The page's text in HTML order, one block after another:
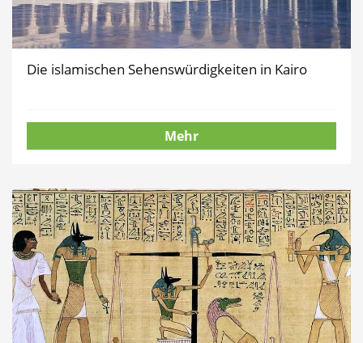
Die islamischen Sehenswürdigkeiten in Kairo
Mehr